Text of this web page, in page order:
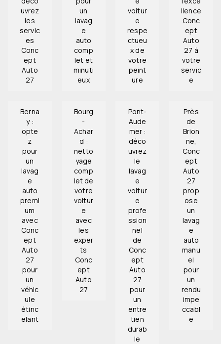
uvrez
les
servic
es
Conc
ept
Auto
27
un
lavag
e
auto
comp
let et
minuti
eux
voitur
e
respe
ctueu
x de
votre
peint
ure
llence
Conc
ept
Auto
27 à
votre
servic
e
Berna
y :
opte
z
pour
un
lavag
e
auto
premi
um
avec
Conc
ept
Auto
27
pour
un
véhic
ule
étinc
elant
Bourg
-
Achar
d :
netto
yage
comp
let de
votre
voitur
e
avec
les
exper
ts
Conc
ept
Auto
27
Pont-
Aude
mer :
déco
uvrez
le
lavag
e
voitur
e
profe
ssion
nel
de
Conc
ept
Auto
27
pour
un
entre
tien
durab
le
Près
de
Brion
ne,
Conc
ept
Auto
27
prop
ose
un
lavag
e
auto
manu
el
pour
un
rendu
impe
ccabl
e